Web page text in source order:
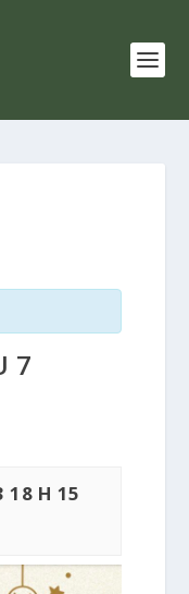
7
18 H 15